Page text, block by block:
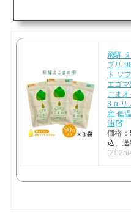
差、なんと2,700メートルです。
や気温の変化にダイレクトに影響
飛騨
プリ
ト ソ
エゴマ
ごま
3 α-リ
産 低
油
価格
込、